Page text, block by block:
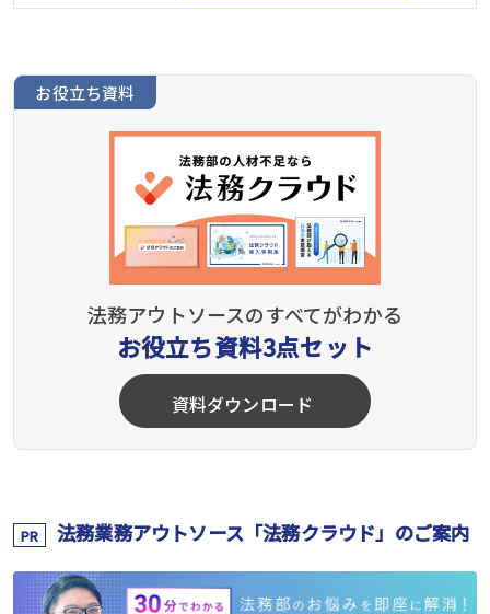
お役立ち資料
法務アウトソースのすべてがわかる
お役立ち資料3点セット
資料ダウンロード
PR 法務業務アウトソース「法務クラウド」のご案内